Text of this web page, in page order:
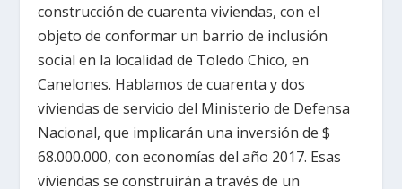
construcción de cuarenta viviendas, con el
objeto de conformar un barrio de inclusión
social en la localidad de Toledo Chico, en
Canelones. Hablamos de cuarenta y dos
viviendas de servicio del Ministerio de Defensa
Nacional, que implicarán una inversión de $
68.000.000, con economías del año 2017. Esas
viviendas se construirán a través de un